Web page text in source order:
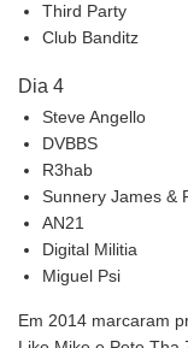
Third Party
Club Banditz
Dia 4
Steve Angello
DVBBS
R3hab
Sunnery James &
AN21
Digital Militia
Miguel Psi
Em 2014 marcaram